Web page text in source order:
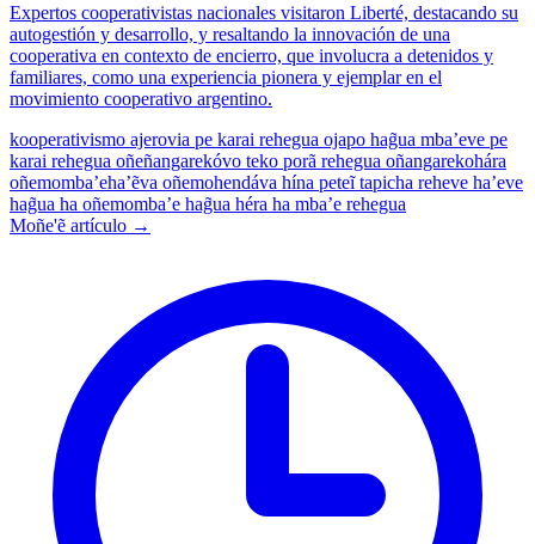
Expertos cooperativistas nacionales visitaron Liberté, destacando su
autogestión y desarrollo, y resaltando la innovación de una
cooperativa en contexto de encierro, que involucra a detenidos y
familiares, como una experiencia pionera y ejemplar en el
movimiento cooperativo argentino.
kooperativismo ajerovia pe karai rehegua ojapo hag̃ua mba’eve pe
karai rehegua oñeñangarekóvo teko porã rehegua oñangarekohára
oñemomba’eha’ẽva oñemohendáva hína peteĩ tapicha reheve ha’eve
hag̃ua ha oñemomba’e hag̃ua héra ha mba’e rehegua
Moñe'ẽ artículo →